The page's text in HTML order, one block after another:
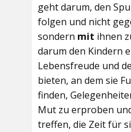
geht darum, den
folgen und nicht
sondern mit ihnen
darum den Kindern
Lebensfreude und
bieten, an dem sie
finden,
Mut zu erproben
treffen, die Zeit für